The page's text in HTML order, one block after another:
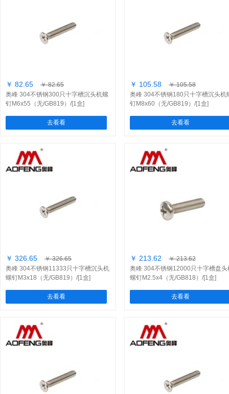
￥ 82.65
￥ 82.65
奥峰 304不锈钢300只十字槽沉头机螺
钉M6x55（无/GB819）/[1盒]
去看看
￥ 105.58
￥ 105.58
奥峰 304不锈钢180只十字槽沉头机
钉M8x60（无/GB819）/[1盒]
去看看
￥ 326.65
￥ 326.65
奥峰 304不锈钢11333只十字槽沉头机
螺钉M3x18（无/GB819）/[1盒]
去看看
￥ 213.62
￥ 213.62
奥峰 304不锈钢12000只十字槽盘头
螺钉M2.5x4（无/GB818）/[1盒]
去看看